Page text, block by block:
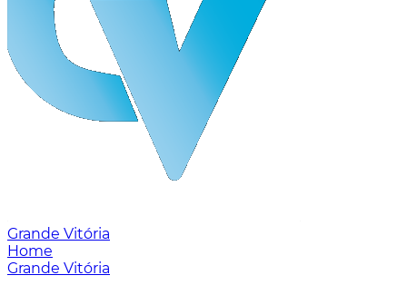
Grande Vitória
Home
Grande Vitória